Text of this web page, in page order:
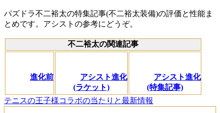
パズドラ不二裕太の特集記事(不二裕太装備)の評価と性能ま
とめです。アシストの参考にどうぞ。
不二裕太の関連記事
進化前
アシスト進化
(ラケット)
アシスト進化
(特集記事)
テニスの王子様コラボの当たりと最新情報